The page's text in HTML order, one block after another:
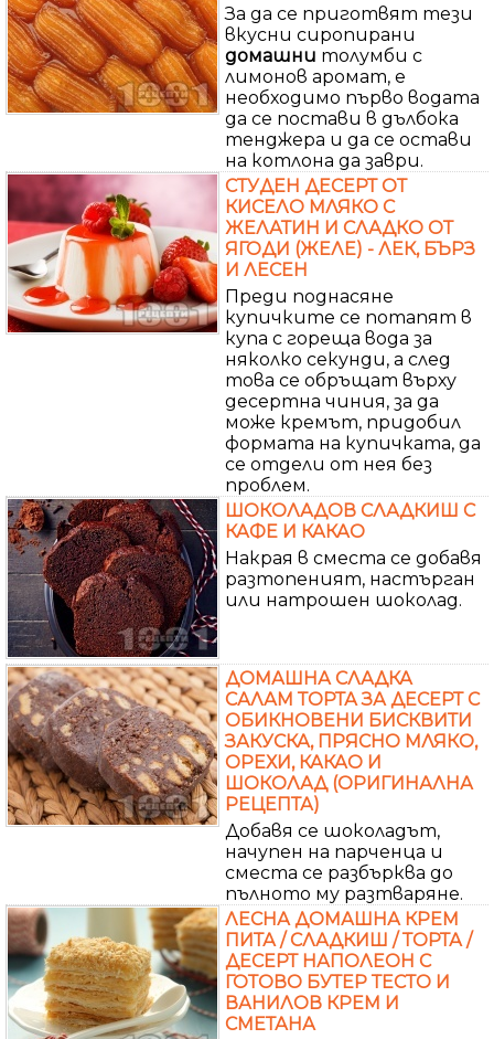
За да се приготвят тези
вкусни сиропирани
домашни толумби с
лимонов аромат, е
необходимо първо водата
да се постави в дълбока
тенджера и да се остави
на котлона да заври.
СТУДЕН ДЕСЕРТ ОТ
КИСЕЛО МЛЯКО С
ЖЕЛАТИН И СЛАДКО ОТ
ЯГОДИ (ЖЕЛЕ) - ЛЕК, БЪРЗ
И ЛЕСЕН
Преди поднасяне
купичките се потапят в
купа с гореща вода за
няколко секунди, а след
това се обръщат върху
десертна чиния, за да
може кремът, придобил
формата на купичката, да
се отдели от нея без
проблем.
ШОКОЛАДОВ СЛАДКИШ С
КАФЕ И КАКАО
Накрая в сместа се добавя
разтопеният, настърган
или натрошен шоколад.
ДОМАШНА СЛАДКА
САЛАМ ТОРТА ЗА ДЕСЕРТ С
ОБИКНОВЕНИ БИСКВИТИ
ЗАКУСКА, ПРЯСНО МЛЯКО,
ОРЕХИ, КАКАО И
ШОКОЛАД (ОРИГИНАЛНА
РЕЦЕПТА)
Добавя се шоколадът,
начупен на парченца и
сместа се разбърква до
пълното му разтваряне.
ЛЕСНА ДОМАШНА КРЕМ
ПИТА / СЛАДКИШ / ТОРТА /
ДЕСЕРТ НАПОЛЕОН С
ГОТОВО БУТЕР ТЕСТО И
ВАНИЛОВ КРЕМ И
СМЕТАНА